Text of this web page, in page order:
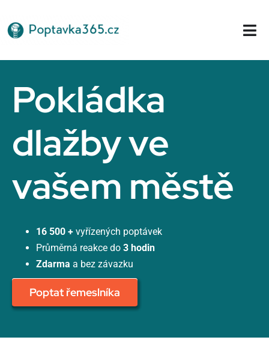
na
obsah
Pokládka
dlažby ve
vašem městě
16 500 + vyřízených poptávek
Průměrná reakce do 3 hodin
Zdarma a bez závazku
Poptat řemeslníka